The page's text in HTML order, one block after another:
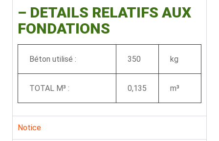
– DETAILS RELATIFS AUX
FONDATIONS
Béton utilisé : 350 kg
TOTAL M³ : 0,135 m³
Notice